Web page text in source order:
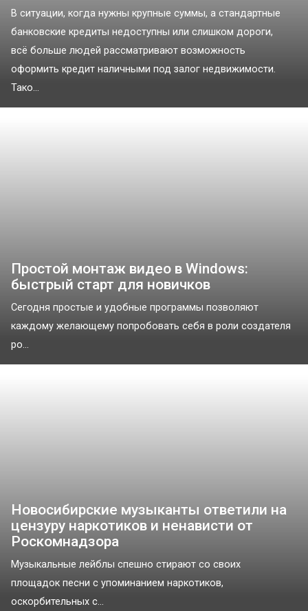
В ситуации, когда нужны крупные суммы, а стандартные
банковские кредиты недоступны или слишком дороги,
всё больше людей рассматривают возможность
оформить кредит наличными под залог недвижимости.
Тако...
Простой монтаж видео в Windows:
быстрый старт для новичков
Сегодня простые и удобные программы позволяют
каждому желающему попробовать себя в роли создателя
ро...
Новосибирские музыканты ответили на
цензуру наркотиков и ненависти от
Роскомнадзора
Музыкальные лейблы спешно стирают со своих
площадок песни с упоминанием наркотиков,
оскорбительных с...